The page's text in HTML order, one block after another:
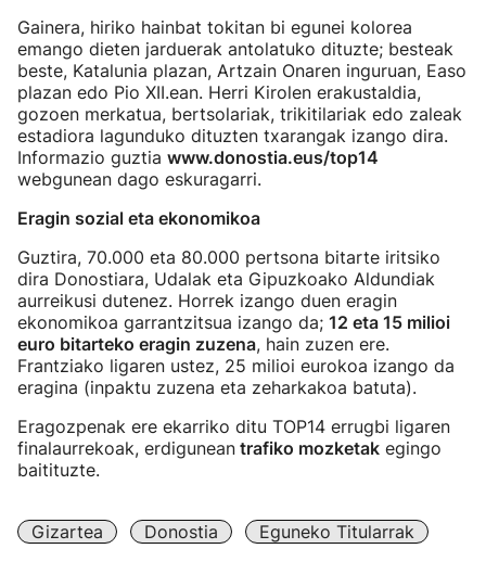
Gainera, hiriko hainbat tokitan bi egunei kolorea
emango dieten jarduerak antolatuko dituzte; besteak
beste, Katalunia plazan, Artzain Onaren inguruan, Easo
plazan edo Pio XII.ean. Herri Kirolen erakustaldia,
gozoen merkatua, bertsolariak, trikitilariak edo zaleak
estadiora lagunduko dituzten txarangak izango dira.
Informazio guztia www.donostia.eus/top14
webgunean dago eskuragarri.
Eragin sozial eta ekonomikoa
Guztira, 70.000 eta 80.000 pertsona bitarte iritsiko
dira Donostiara, Udalak eta Gipuzkoako Aldundiak
aurreikusi dutenez. Horrek izango duen eragin
ekonomikoa garrantzitsua izango da; 12 eta 15 milioi
euro bitarteko eragin zuzena, hain zuzen ere.
Frantziako ligaren ustez, 25 milioi eurokoa izango da
eragina (inpaktu zuzena eta zeharkakoa batuta).
Eragozpenak ere ekarriko ditu TOP14 errugbi ligaren
finalaurrekoak, erdigunean trafiko mozketak egingo
baitituzte.
Gizartea Donostia Eguneko Titularrak